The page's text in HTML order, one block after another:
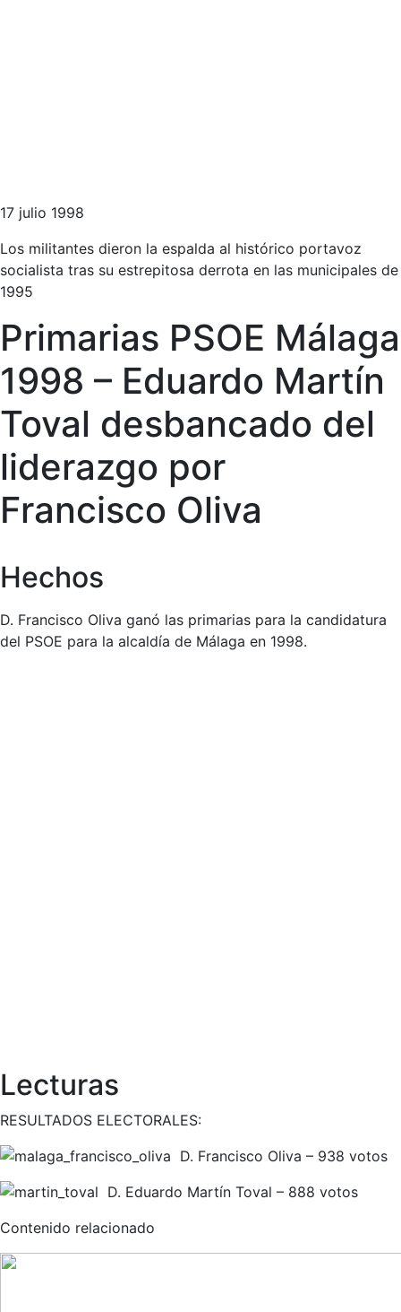
17 julio 1998
Los militantes dieron la espalda al histórico portavoz
socialista tras su estrepitosa derrota en las municipales de
1995
Primarias PSOE Málaga
1998 – Eduardo Martín
Toval desbancado del
liderazgo por
Francisco Oliva
Hechos
D. Francisco Oliva ganó las primarias para la candidatura
del PSOE para la alcaldía de Málaga en 1998.
Lecturas
RESULTADOS ELECTORALES:
D. Francisco Oliva – 938 votos
D. Eduardo Martín Toval – 888 votos
Contenido relacionado